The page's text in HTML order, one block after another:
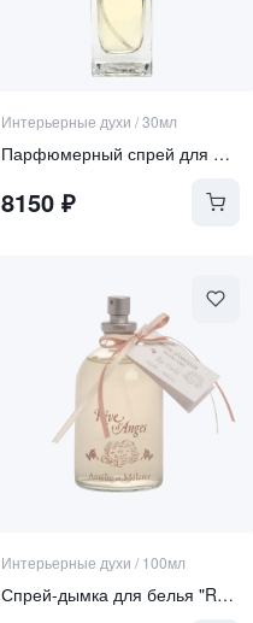
Интерьерные духи /30мл
Парфюмерный спрей для дома "Duomo Milano"
8150₽
Интерьерные духи / 100мл
Спрей-дымка для белья "RÊVE D'ANGES" | "МЕЧТА АНГЕЛА"